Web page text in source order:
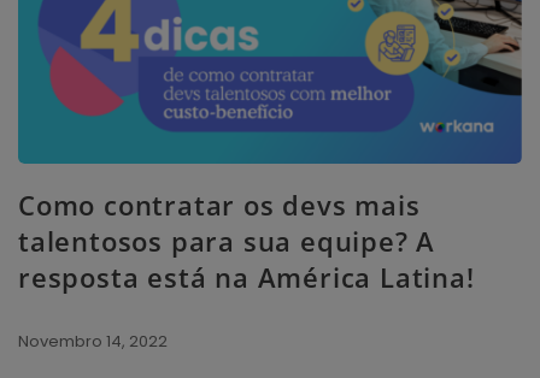
Como contratar os devs mais
talentosos para sua equipe? A
resposta está na América Latina!
Novembro 14, 2022